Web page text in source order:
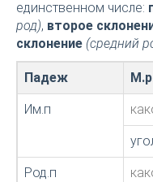
единственном числе:
род), второе
склонение (средний
Падеж
Им.п
Род.п